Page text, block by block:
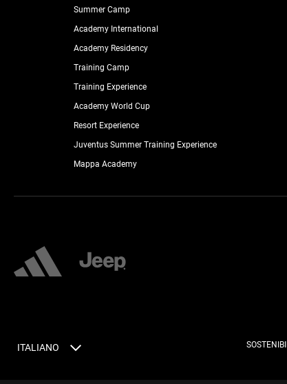
Summer Camp
Academy International
Academy Residency
Training Camp
Training Experience
Academy World Cup
Resort Experience
Juventus Summer Training Experience
Mappa Academy
ITALIANO